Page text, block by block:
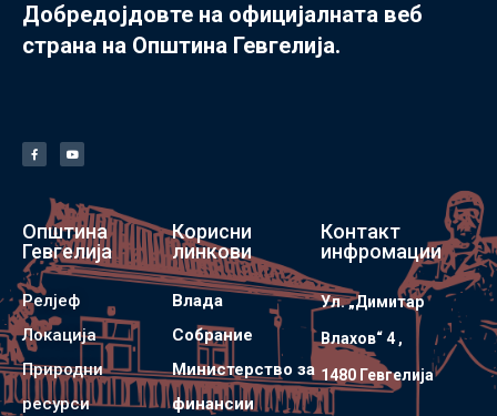
Добредојдовте на официјалната веб
страна на Општина Гевгелија.
Општина
Гевгелија
Релјеф
Локација
Природни
ресурси
Корисни
линкови
Влада
Собрание
Министерство за
финансии
Контакт
инфромации
Ул. „Димитар
Влахов“ 4 ,
1480 Гевгелијa